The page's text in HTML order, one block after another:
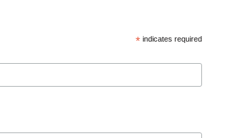
*indicates required